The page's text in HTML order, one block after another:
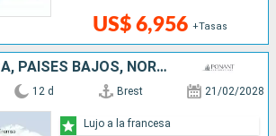
US$ 6,956 +Tasas
FRANCIA, BÉLGICA, PAISES BAJOS, NORUEGA
12 d Brest 21/02/2028
Lujo a la francesa